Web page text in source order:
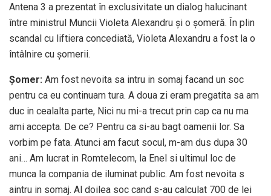
Antena 3 a prezentat în exclusivitate un dialog halucinant
între ministrul Muncii Violeta Alexandru și o șomeră. În plin
scandal cu liftiera concediată, Violeta Alexandru a fost la o
întâlnire cu șomerii.
Șomer: Am fost nevoita sa intru in somaj facand un soc
pentru ca eu continuam tura. A doua zi eram pregatita sa am
duc in cealalta parte, Nici nu mi-a trecut prin cap ca nu ma
ami accepta. De ce? Pentru ca si-au bagt oamenii lor. Sa
vorbim pe fata. Atunci am facut socul, m-am dus dupa 30
ani… Am lucrat in Romtelecom, la Enel si ultimul loc de
munca la compania de iluminat public. Am fost nevoita s
aintru in somaj. Al doilea soc cand s-au calculat 700 de lei